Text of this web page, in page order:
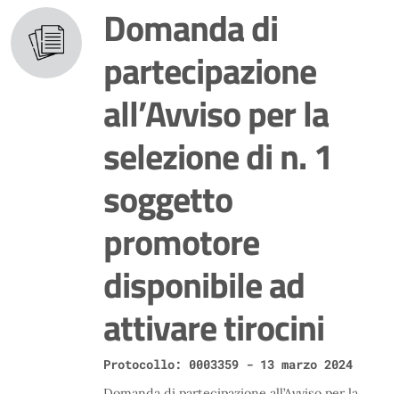
Domanda di
partecipazione
all’Avviso per la
selezione di n. 1
soggetto
promotore
disponibile ad
attivare tirocini
Protocollo: 0003359 - 13 marzo 2024